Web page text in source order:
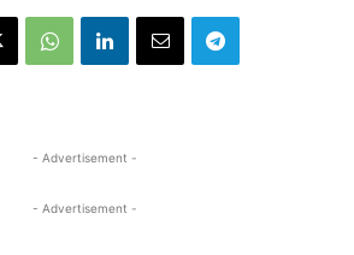
- Advertisement -
- Advertisement -